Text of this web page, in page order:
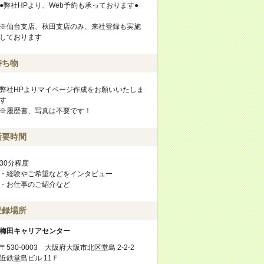
弊社HPより、Web予約も承っております●
仙台支店、秋田支店のみ、来社登録も実施
ております
物
社HPよりマイページ作成をお願いいたしま
履歴書、写真は不要です！
時間
分程度
経験やご希望などをインタビュー
お仕事のご紹介など
場所
田キャリアセンター
530-0003 大阪府大阪市北区堂島 2-2-2
鉄堂島ビル 11Ｆ